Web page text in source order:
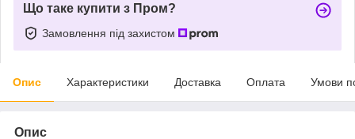
Що таке купити з Пром?
Замовлення під захистом
Опис Характеристики Доставка Оплата Умови
Опис